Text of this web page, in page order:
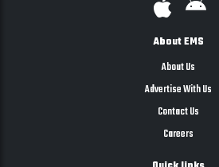
About EMS
About Us
Advertise With Us
Contact Us
Careers